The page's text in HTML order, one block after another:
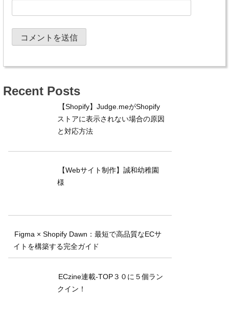
Recent Posts
【Shopify】Judge.meがShopify
ストアに表示されない場合の原因
と対応方法
【Webサイト制作】誠和幼稚園
様
Figma × Shopify Dawn：最短で高品質なECサ
イトを構築する完全ガイド
ECzine連載-TOP３０に５個ラン
クイン！